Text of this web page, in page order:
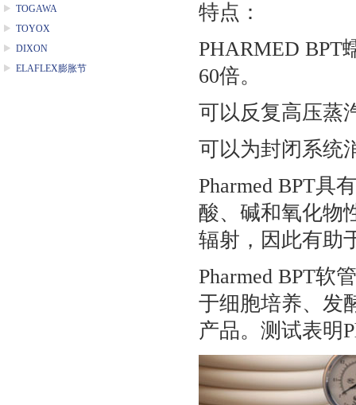
TOGAWA
TOYOX
DIXON
ELAFLEX膨胀节
特点：
PHARMED BPT
60倍。
可以反复高压蒸
可以为封闭系统
Pharmed BPT具
酸、碱和氧化物
辐射，因此有助
Pharmed BPT软
于细胞培养、发
产品。测试表明